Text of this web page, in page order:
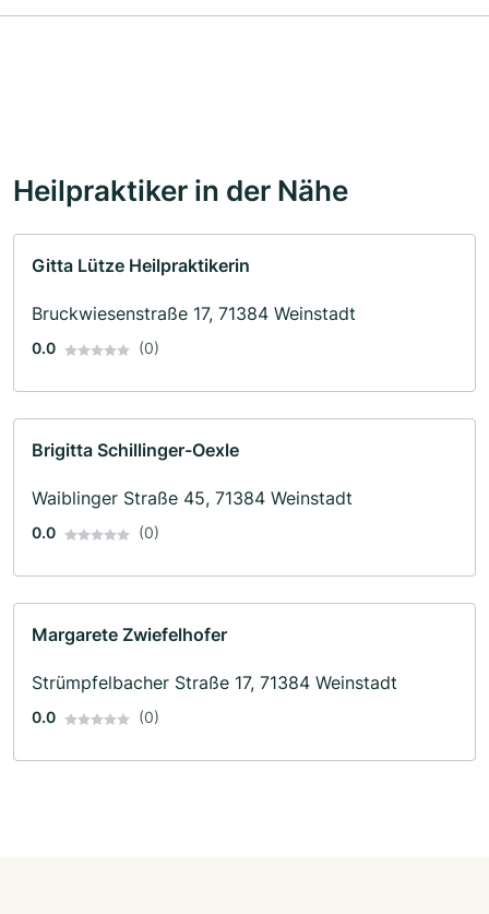
Heilpraktiker in der Nähe
Gitta Lütze Heilpraktikerin
Bruckwiesenstraße 17, 71384 Weinstadt
0.0 (0)
Brigitta Schillinger-Oexle
Waiblinger Straße 45, 71384 Weinstadt
0.0 (0)
Margarete Zwiefelhofer
Strümpfelbacher Straße 17, 71384 Weinstadt
0.0 (0)